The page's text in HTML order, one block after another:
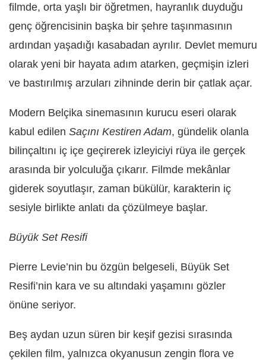
filmde, orta yaşlı bir öğretmen, hayranlık duyduğu
genç öğrencisinin başka bir şehre taşınmasının
ardından yaşadığı kasabadan ayrılır. Devlet memuru
olarak yeni bir hayata adım atarken, geçmişin izleri
ve bastırılmış arzuları zihninde derin bir çatlak açar.
Modern Belçika sinemasının kurucu eseri olarak
kabul edilen Saçını Kestiren Adam, gündelik olanla
bilinçaltını iç içe geçirerek izleyiciyi rüya ile gerçek
arasında bir yolculuğa çıkarır. Filmde mekânlar
giderek soyutlaşır, zaman bükülür, karakterin iç
sesiyle birlikte anlatı da çözülmeye başlar.
Büyük Set Resifi
Pierre Levie’nin bu özgün belgeseli, Büyük Set
Resifi’nin kara ve su altındaki yaşamını gözler
önüne seriyor.
Beş aydan uzun süren bir keşif gezisi sırasında
çekilen film, yalnızca okyanusun zengin flora ve